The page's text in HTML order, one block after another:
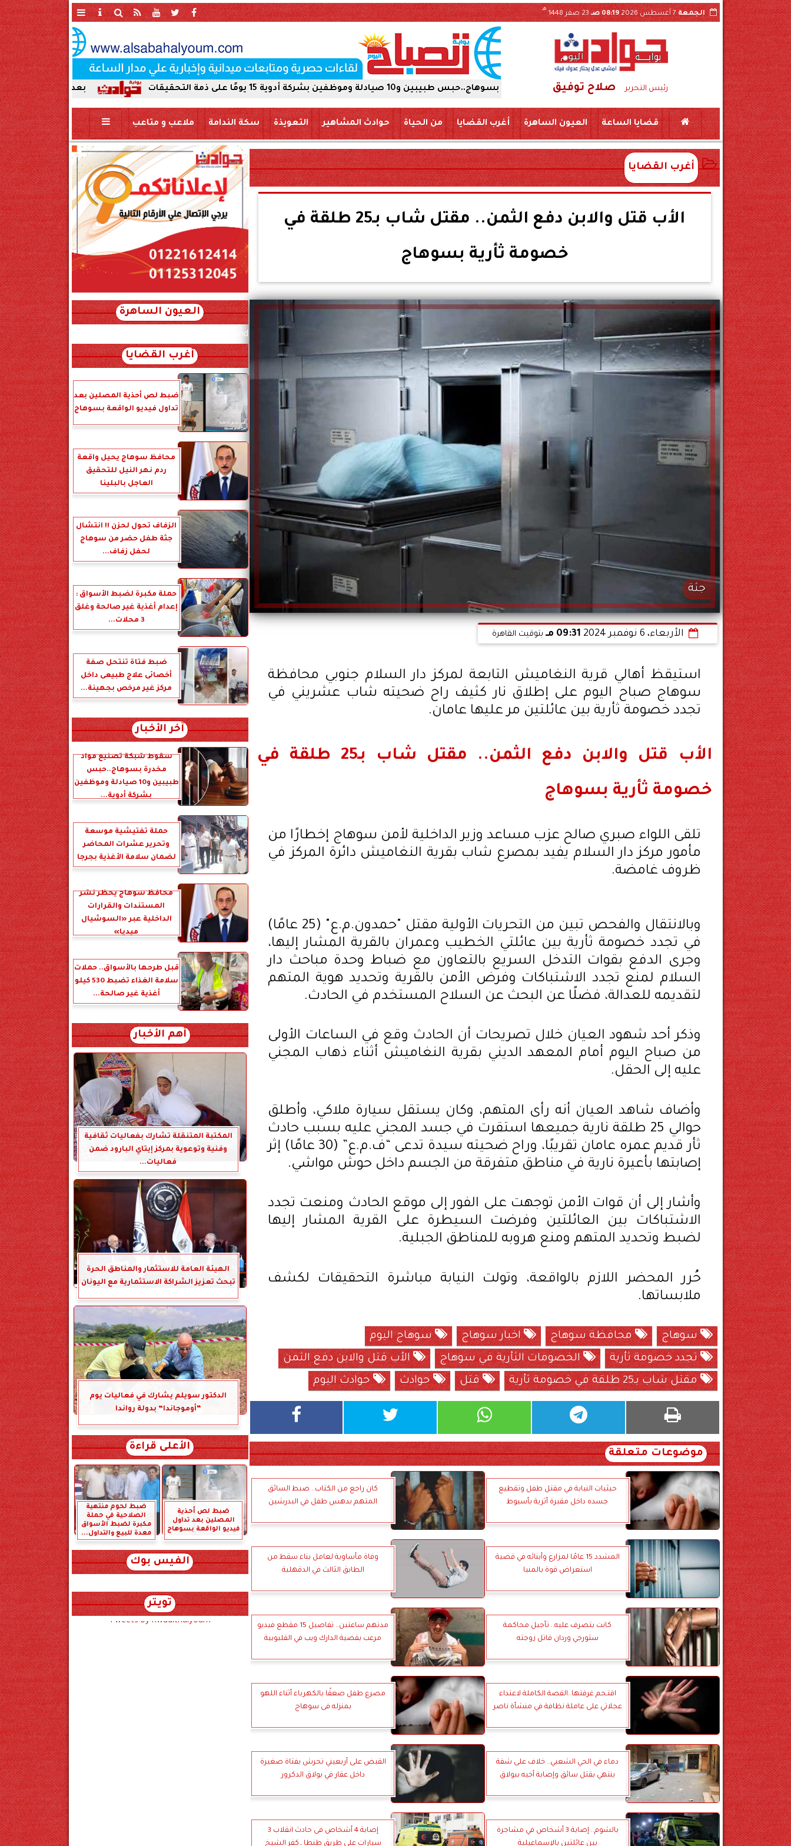
الجمعة7 أغسطس 2026 08:19 صـ 23 صفر 1448
هـ
رئيس التحرير صلاح توفيق بعد ضبط حمير مذبوحة في سقوط شبكة تصنيع مواد مخدرة بسوهاج..حبس طبيبين و10 صيادلة وموظفين بشركة أدوية 15 يومًا على ذمة التحقيقات بجرجا
قضايا الساعة العيون الساهرة أغرب القضايا من الحياة حوادث المشاهير التعويذة سكة الندامة ملاعب و متاعب
أغرب القضايا
الأب قتل والابن دفع الثمن.. مقتل شاب بـ25 طلقة في
خصومة ثأرية بسوهاج
جثة
الأربعاء، 6 نوفمبر 2024 09:31 مـ بتوقيت القاهرة
استيقظ أهالي قرية النغاميش التابعة لمركز دار السلام جنوبي محافظة
سوهاج صباح اليوم على إطلاق نار كثيف راح ضحيته شاب عشريني في
تجدد خصومة ثأرية بين عائلتين مر عليها عامان.
الأب قتل والابن دفع الثمن.. مقتل شاب بـ25 طلقة في
خصومة ثأرية بسوهاج
تلقى اللواء صبري صالح عزب مساعد وزير الداخلية لأمن سوهاج إخطارًا من
مأمور مركز دار السلام يفيد بمصرع شاب بقرية النغاميش دائرة المركز في
ظروف غامضة.
وبالانتقال والفحص تبين من التحريات الأولية مقتل "حمدون.م.ع" (25 عامًا)
في تجدد خصومة ثأرية بين عائلتي الخطيب وعمران بالقرية المشار إليها،
وجرى الدفع بقوات التدخل السريع بالتعاون مع ضباط وحدة مباحث دار
السلام لمنع تجدد الاشتباكات وفرض الأمن بالقرية وتحديد هوية المتهم
لتقديمه للعدالة، فضلًا عن البحث عن السلاح المستخدم في الحادث.
وذكر أحد شهود العيان خلال تصريحات أن الحادث وقع في الساعات الأولى
من صباح اليوم أمام المعهد الديني بقرية النغاميش أثناء ذهاب المجني
عليه إلى الحقل.
وأضاف شاهد العيان أنه رأى المتهم، وكان يستقل سيارة ملاكي، وأطلق
حوالي 25 طلقة نارية جميعها استقرت في جسد المجني عليه بسبب حادث
ثأر قديم عمره عامان تقريبًا، وراح ضحيته سيدة تدعى “ف.م.ع” (30 عامًا) إثر
إصابتها بأعيرة نارية في مناطق متفرقة من الجسم داخل حوش مواشي.
وأشار إلى أن قوات الأمن توجهت على الفور إلى موقع الحادث ومنعت تجدد
الاشتباكات بين العائلتين وفرضت السيطرة على القرية المشار إليها
لضبط وتحديد المتهم ومنع هروبه للمناطق الجبلية.
حُرر المحضر اللازم بالواقعة، وتولت النيابة مباشرة التحقيقات لكشف
ملابساتها.
سوهاج محافظة سوهاج اخبار سوهاج
سوهاج اليوم
تجدد خصومة ثأرية
الخصومات الثأرية في سوهاج
الأب قتل والابن دفع الثمن
مقتل شاب بـ25 طلقة في خصومة ثأرية
قتل حوادث حوادث اليوم
موضوعات متعلقة
حيثيات النيابة في مقتل طفل وتقطيع
جسده داخل مقبرة أثرية بأسيوط
كان راجع من الكتاب.. ضبط السائق
المتهم بدهس طفل في البدرشين
المشدد 15 عامًا لمزارع وأبنائه في قضية
استعراض قوة بالمنيا
وفاة مأساوية لعامل بناء سقط من
الطابق الثالث في الدقهلية
كانت بتصرف عليه.. تأجيل محاكمة
ستورجي وردان قاتل زوجته
مدتهم ساعتين.. تفاصيل 15 مقطع فيديو
مرعب بقضية الدارك ويب في القليوبية
اقتـحم غرفتها..القصة الكاملة لاعتداء
عجلاتي على عاملة نظافة في منشأة ناصر
مصرع طفل صعقًا بالكهرباء أثناء اللهو
بمنزله فى سوهاج
دماء في الحي الشعبي.. خلاف على شقة
ينتهي بقتل سائق وإصابة أخيه ببولاق
القبض على أربعيني تحرش بفتاة صغيرة
داخل عقار في بولاق الدكرور
بالشوم.. إصابة 3 أشخاص في مشاجرة
بين عائلتين بالإسماعيلية
إصابة 4 أشخاص فى حادث انقلاب 3
سيارات على طريق طنطا ـ كفر الشيخ
العيون الساهرة
xml_json/rss/~12.xml x0n not found
أغرب القضايا
ضبط لص أحذية المصلين بعد
تداول فيديو الواقعة بسوهاج
محافظ سوهاج يحيل واقعة
ردم نهر النيل للتحقيق
العاجل بالبلينا
الزفاف تحول لحزن !! انتشال
جثة طفل حضر من سوهاج
لحفل زفاف...
حملة مكبرة لضبط الأسواق :
إعدام أغذية غير صالحة وغلق
3 محلات...
ضبط فتاة تنتحل صفة
أخصائى علاج طبيعى داخل
مركز غير مرخص بجهينة...
آخر الأخبار
سقوط شبكة تصنيع مواد
مخدرة بسوهاج..حبس
طبيبين و10 صيادلة وموظفين
بشركة أدوية...
حملة تفتيشية موسعة
وتحرير عشرات المحاضر
لضمان سلامة الأغذية بجرجا
محافظ سوهاج يحظر نشر
المستندات والقرارات
الداخلية عبر «السوشيال
ميديا»
قبل طرحها بالأسواق.. حملات
سلامة الغذاء تضبط 530 كيلو
أغذية غير صالحة...
أهم الأخبار
المكتبة المتنقلة تشارك بفعاليات ثقافية
وفنية وتوعوية بمركز إيتاي البارود ضمن
فعاليات...
الهيئة العامة للاستثمار والمناطق الحرة
تبحث تعزيز الشراكة الاستثمارية مع اليونان
الدكتور سويلم يشارك في فعاليات يوم
“أوموجاندا” بدولة رواندا
الأعلى قراءة
ضبط لص أحذية
المصلين بعد تداول
فيديو الواقعة بسوهاج
ضبط لحوم منتهية
الصلاحية في حملة
مكبرة لضبط الأسواق
معدة للبيع والتداول...
الفيس بوك
تويتر
Tweets by hwadithalyoum